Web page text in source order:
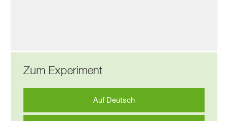
Zum Experiment
Auf Deutsch